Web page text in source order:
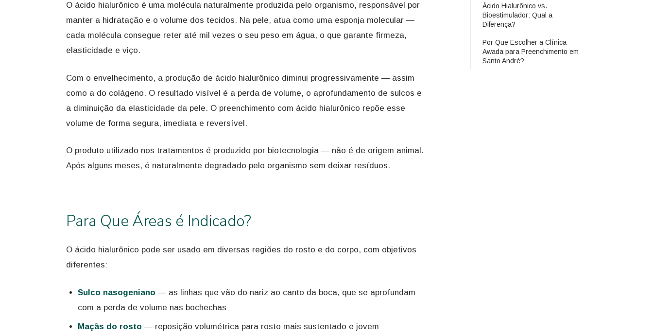
O ácido hialurônico é uma molécula naturalmente produzida pelo organismo, responsável por
manter a hidratação e o volume dos tecidos. Na pele, atua como uma esponja molecular —
cada molécula consegue reter até mil vezes o seu peso em água, o que garante firmeza,
elasticidade e viço.
Com o envelhecimento, a produção de ácido hialurônico diminui progressivamente — assim
como a do colágeno. O resultado visível é a perda de volume, o aprofundamento de sulcos e
a diminuição da elasticidade da pele. O preenchimento com ácido hialurônico repõe esse
volume de forma segura, imediata e reversível.
O produto utilizado nos tratamentos é produzido por biotecnologia — não é de origem animal.
Após alguns meses, é naturalmente degradado pelo organismo sem deixar resíduos.
Para Que Áreas é Indicado?
O ácido hialurônico pode ser usado em diversas regiões do rosto e do corpo, com objetivos
diferentes:
Sulco nasogeniano — as linhas que vão do nariz ao canto da boca, que se aprofundam
com a perda de volume nas bochechas
Maçãs do rosto — reposição volumétrica para rosto mais sustentado e jovem
Ácido Hialurônico vs.
Bioestimulador: Qual a
Diferença?
Por Que Escolher a Clínica
Awada para Preenchimento em
Santo André?